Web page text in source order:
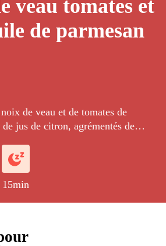
veau tomates et
de parmesan
de veau et de tomates de
de jus de citron, agrémentés de
15min